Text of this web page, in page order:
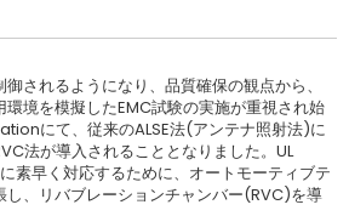
されるようになり、品質確保の観点から、
境を模擬したEMC試験の実施が重視され始
にて、従来のALSE法(アンテナ照射法)に
法が導入されることとなりました。UL
素早く対応するために、オートモーティブテ
し、リバブレーションチャンバー(RVC)を導